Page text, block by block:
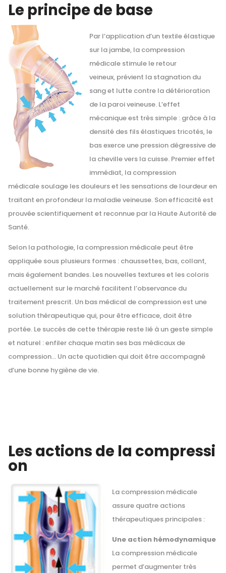
Le principe de base
Par l’application d’un textile élastique
sur la jambe, la compression
médicale stimule le retour
veineux, prévient la stagnation du
sang et lutte contre la détérioration
de la paroi veineuse. L’effet
mécanique est très simple : grâce à la
densité des fils élastiques tricotés, le
bas exerce une pression dégressive de
la cheville vers la cuisse. Premier effet
immédiat, la compression
médicale soulage les douleurs et les sensations de lourdeur en
traitant en profondeur la maladie veineuse. Son efficacité est
prouvée scientifiquement et reconnue par la Haute Autorité de
Santé.
Selon la pathologie, la compression médicale peut être
appliquée sous plusieurs formes : chaussettes, bas, collant,
mais également bandes. Les nouvelles textures et les coloris
actuellement sur le marché facilitent l’observance du
traitement prescrit. Un bas médical de compression est une
solution thérapeutique qui, pour être efficace, doit être
portée. Le succès de cette thérapie reste lié à un geste simple
et naturel : enfiler chaque matin ses bas médicaux de
compression… Un acte quotidien qui doit être accompagné
d’une bonne hygiène de vie.
Les actions de la compressi
on
La compression médicale
assure quatre actions
thérapeutiques principales :
Une action hémodynamique
La compression médicale
permet d’augmenter très